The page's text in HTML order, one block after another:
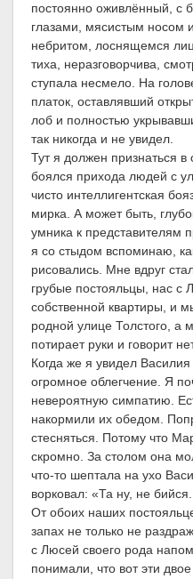
постоянно оживлённый, с
глазами, мясистым
небритом, лоснящемся
тиха, неразговорчива,
ступала несмело. На
платок, оставлявший
лоб и полностью
так никогда и не увидел.
Тут я должен признаться
боялся прихода людей с
чисто интеллигентская
мирка. А может быть,
умника к представителям
я со стыдом вспоминаю,
рисовались. Мне вдруг
грубые постояльцы, нас с
собственной квартиры, и
родной улице Толстого, а
потирает руки и говорит
Когда же я увидел
огромное облегчение. Я
невероятную симпатию.
накормили их обедом.
стесняться. Потому что
скромно. За столом она
что-то шептала на ухо
ворковал: «Та ну, не
От обоих наших
запах не только не
с Люсей своего рода
понимали, что вот эти